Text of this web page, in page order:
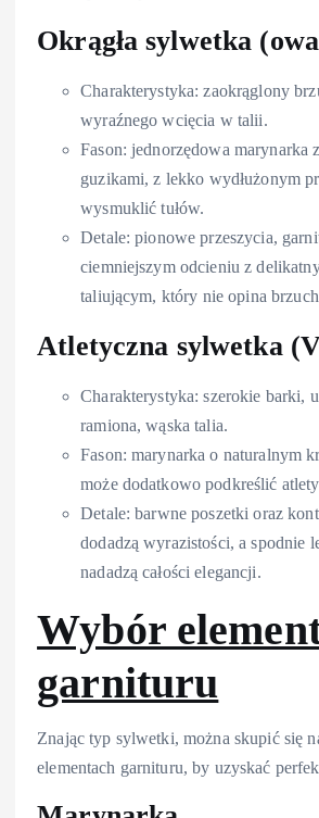
Okrągła sylwetka
Charakterystyka: zaokrąglony
wyraźnego wcięcia w talii.
Fason: jednorzędowa marynarka
guzikami, z lekko wydłużonym
wysmuklić tułów.
Detale: pionowe przeszycia,
ciemniejszym odcieniu z
taliującym, który nie opina
Atletyczna sylwetka
Charakterystyka: szerokie barki,
ramiona, wąska talia.
Fason: marynarka o naturalnym
może dodatkowo podkreślić
Detale: barwne poszetki oraz
dodadzą wyrazistości, a spodnie
nadadzą całości elegancji.
Wybór
garnituru
Znając typ sylwetki, można skupić się
elementach garnituru, by uzyskać